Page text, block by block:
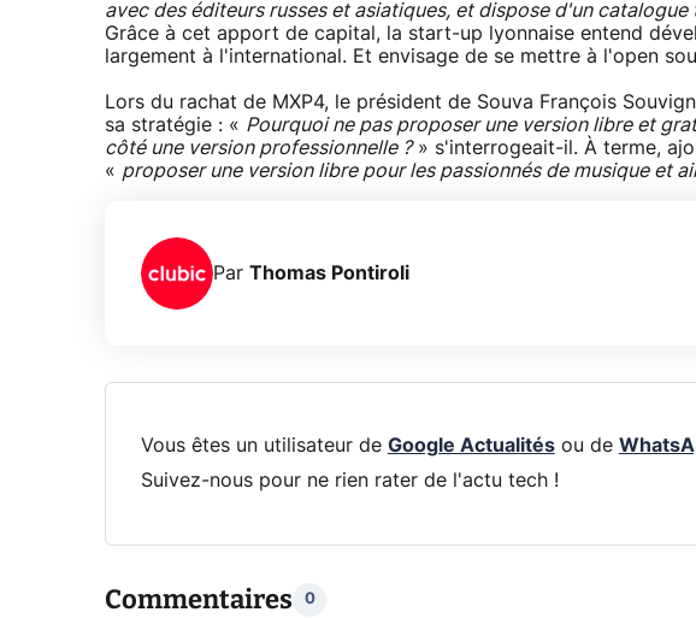
avec des éditeurs russes et asiatiques, et dispose d'un catalogue
Grâce à cet apport de capital, la start-up lyonnaise entend
largement à l'international. Et envisage de se mettre à l'open
Lors du rachat de MXP4, le président de Souva François
sa stratégie : « Pourquoi ne pas proposer une version libre et
côté une version professionnelle ?» s'interrogeait-il. À terme,
« proposer une version libre pour les passionnés de musique et
Par Thomas Pontiroli
Vous êtes un utilisateur de Google Actualitésou de
Suivez-nous pour ne rien rater de l'actu tech !
Commentaires 0